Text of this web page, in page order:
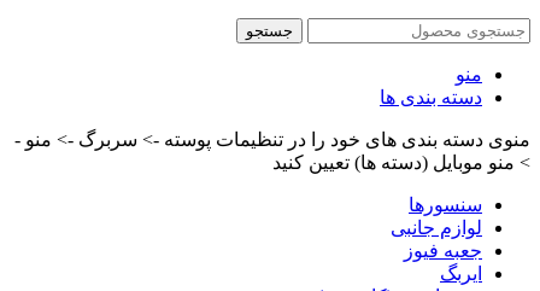
جستجو
منو
دسته بندی ها
منوی دسته بندی های خود را در تنظیمات پوسته -> سربرگ -> منو -
> منو موبایل (دسته ها) تعیین کنید
سنسورها
لوازم جانبی
جعبه فیوز
ایربگ